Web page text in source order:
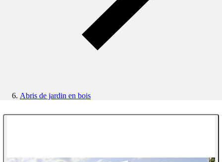
Abris de jardin en bois